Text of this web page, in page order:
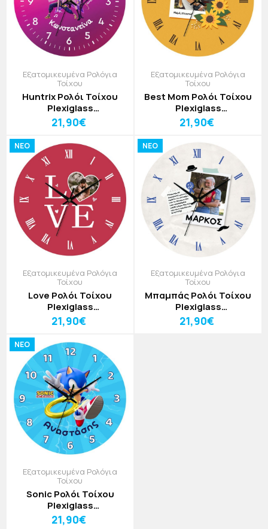
Εξατομικευμένα Ρολόγια
Τοίχου
Huntrix Ρολόι Τοίχου
Plexiglass
Εξατομικευμένο 30cm
21,90€
Εξατομικευμένα Ρολόγια
Τοίχου
Best Mom Ρολόι Τοίχου
Plexiglass
Εξατομικευμένο 30cm
21,90€
NEO
Εξατομικευμένα Ρολόγια
Τοίχου
Love Ρολόι Τοίχου
Plexiglass
Εξατομικευμένο 30cm
21,90€
NEO
Εξατομικευμένα Ρολόγια
Τοίχου
Μπαμπάς Ρολόι Τοίχου
Plexiglass
Εξατομικευμένο 30cm
21,90€
NEO
Εξατομικευμένα Ρολόγια
Τοίχου
Sonic Ρολόι Τοίχου
Plexiglass
Εξατομικευμένο 30cm
21,90€